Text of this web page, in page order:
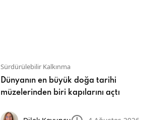
Sürdürülebilir Kalkınma
Dünyanın en büyük doğa tarihi
müzelerinden biri kapılarını açtı